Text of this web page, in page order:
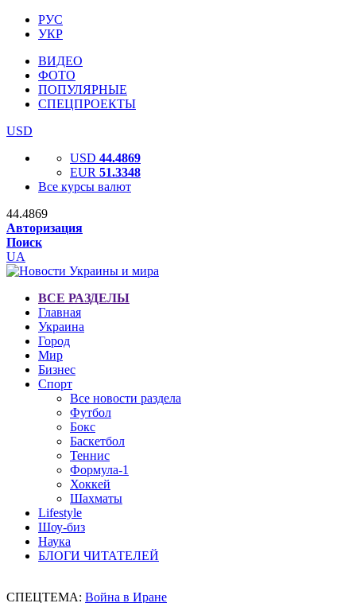
РУС
УКР
ВИДЕО
ФОТО
ПОПУЛЯРНЫЕ
СПЕЦПРОЕКТЫ
USD
USD 44.4869
EUR 51.3348
Все курсы валют
44.4869
Авторизация
Поиск
UA
ВСЕ РАЗДЕЛЫ
Главная
Украина
Город
Мир
Бизнес
Спорт
Все новости раздела
Футбол
Бокс
Баскетбол
Теннис
Формула-1
Хоккей
Шахматы
Lifestyle
Шоу-биз
Наука
БЛОГИ ЧИТАТЕЛЕЙ
СПЕЦТЕМА: Война в Иране